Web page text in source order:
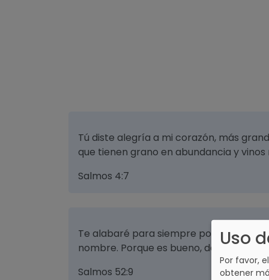
Tú diste alegría a mi corazón, más
que tienen grano en abundancia y vinos
Salmos 4:7
Te alabaré para siempre por lo que
nombre. Porque es bueno, delante de
Salmos 52:9
Uso
Por favor,
obtener